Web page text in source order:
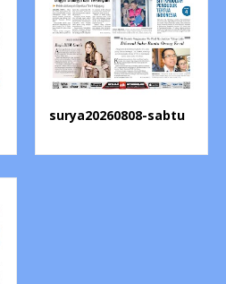
surya20260808-sabtu